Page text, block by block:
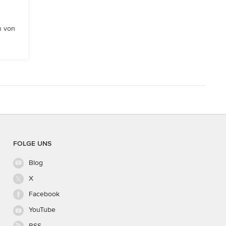
von
FOLGE UNS
Blog
X
Facebook
YouTube